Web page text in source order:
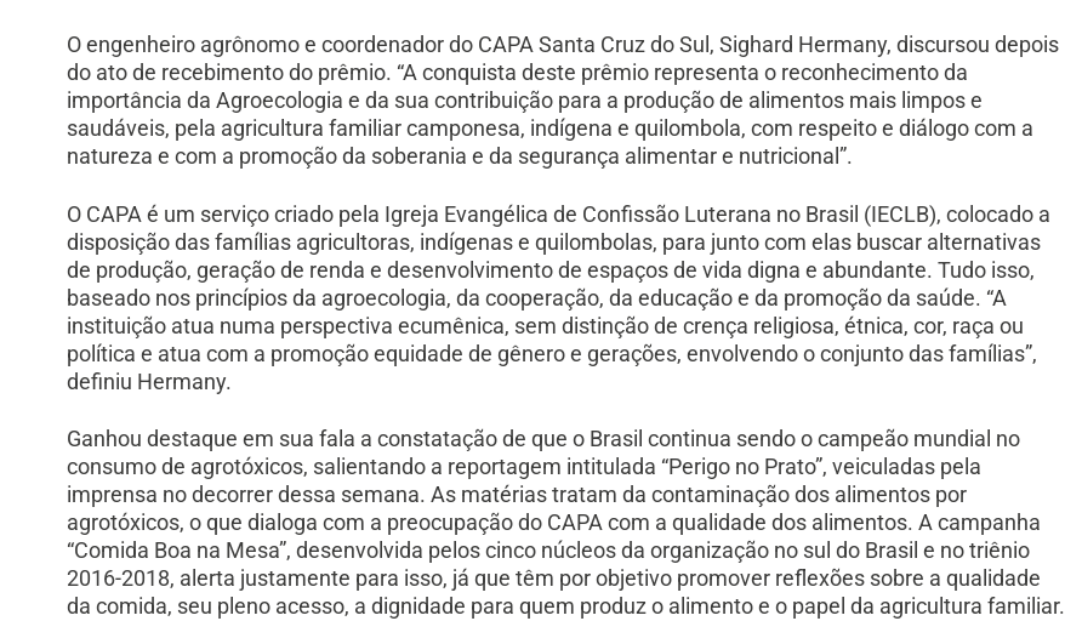
O engenheiro agrônomo e coordenador do CAPA Santa Cruz do Sul, Sighard Hermany, discursou depois
do ato de recebimento do prêmio. “A conquista deste prêmio representa o reconhecimento da
importância da Agroecologia e da sua contribuição para a produção de alimentos mais limpos e
saudáveis, pela agricultura familiar camponesa, indígena e quilombola, com respeito e diálogo com a
natureza e com a promoção da soberania e da segurança alimentar e nutricional”.
O CAPA é um serviço criado pela Igreja Evangélica de Confissão Luterana no Brasil (IECLB), colocado a
disposição das famílias agricultoras, indígenas e quilombolas, para junto com elas buscar alternativas
de produção, geração de renda e desenvolvimento de espaços de vida digna e abundante. Tudo isso,
baseado nos princípios da agroecologia, da cooperação, da educação e da promoção da saúde. “A
instituição atua numa perspectiva ecumênica, sem distinção de crença religiosa, étnica, cor, raça ou
política e atua com a promoção equidade de gênero e gerações, envolvendo o conjunto das famílias”,
definiu Hermany.
Ganhou destaque em sua fala a constatação de que o Brasil continua sendo o campeão mundial no
consumo de agrotóxicos, salientando a reportagem intitulada “Perigo no Prato”, veiculadas pela
imprensa no decorrer dessa semana. As matérias tratam da contaminação dos alimentos por
agrotóxicos, o que dialoga com a preocupação do CAPA com a qualidade dos alimentos. A campanha
“Comida Boa na Mesa”, desenvolvida pelos cinco núcleos da organização no sul do Brasil e no triênio
2016-2018, alerta justamente para isso, já que têm por objetivo promover reflexões sobre a qualidade
da comida, seu pleno acesso, a dignidade para quem produz o alimento e o papel da agricultura familiar.